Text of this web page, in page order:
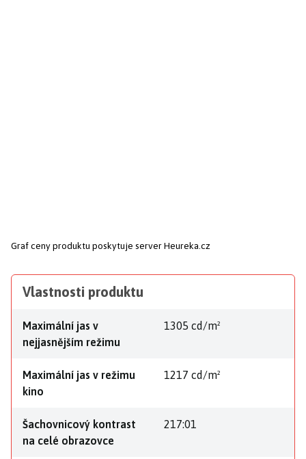
Graf ceny produktu poskytuje server Heureka.cz
Vlastnosti produktu
Maximální jas v
nejjasnějším režimu
1305 cd/m²
Maximální jas v režimu
kino
1217 cd/m²
Šachovnicový kontrast
na celé obrazovce
217:01